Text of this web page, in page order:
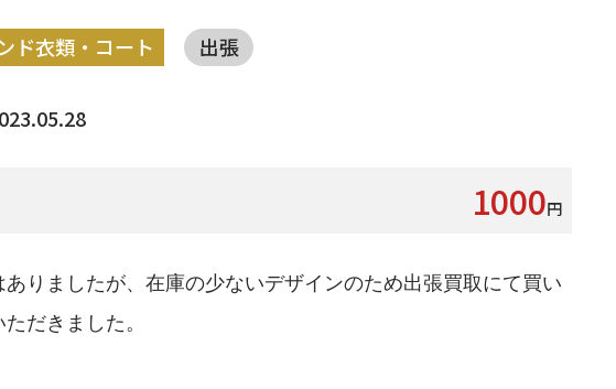
ド衣類・コート 出張
1000円
ありましたが、在庫の少ないデザインのため出張買取にて買い
だきました。